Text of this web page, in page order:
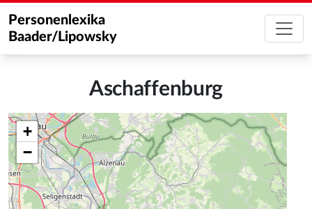
Personenlexika
Baader/Lipowsky
Aschaffenburg
+
−